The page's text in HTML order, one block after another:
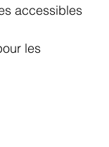
accessibles
les